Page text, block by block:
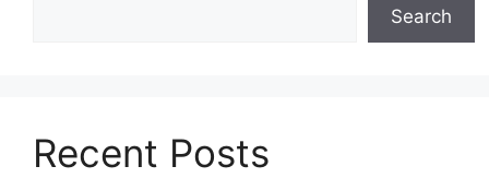
Search
Recent Posts